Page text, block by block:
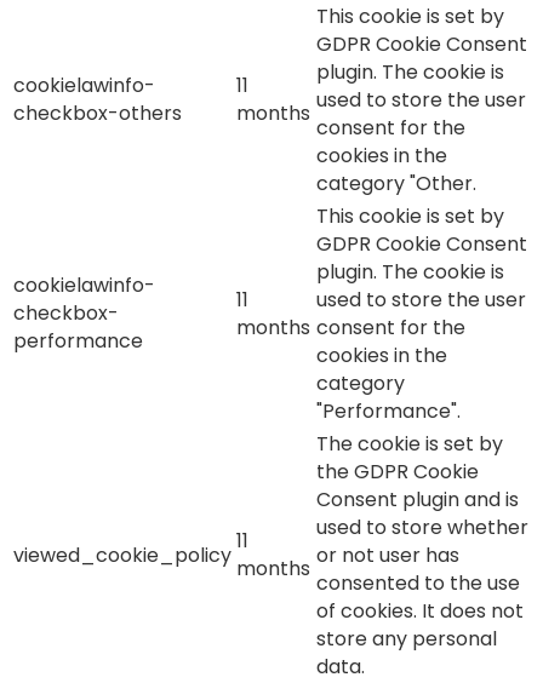
cookielawinfo-
checkbox-others
11
months
This cookie is set by
GDPR Cookie Consent
plugin. The cookie is
used to store the user
consent for the
cookies in the
category "Other.
cookielawinfo-
checkbox-
performance
11
months
This cookie is set by
GDPR Cookie Consent
plugin. The cookie is
used to store the user
consent for the
cookies in the
category
"Performance".
viewed_cookie_policy
11
months
The cookie is set by
the GDPR Cookie
Consent plugin and is
used to store whether
or not user has
consented to the use
of cookies. It does not
store any personal
data.